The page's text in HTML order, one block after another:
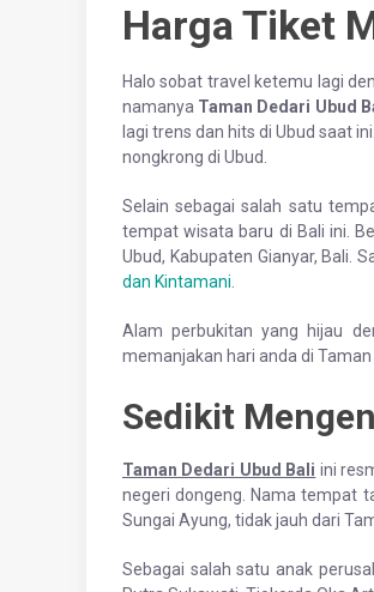
Harga Tiket
Halo sobat travel ketemu lagi
namanya Taman Dedari Ubud
lagi trens dan hits di Ubud saat
nongkrong di Ubud.
Selain sebagai salah satu
tempat wisata baru di Bali ini.
Ubud, Kabupaten Gianyar, Bali.
dan Kintamani
Alam perbukitan yang hijau
memanjakan hari anda di Taman
Sedikit
Taman Dedari Ubud Bali ini
negeri dongeng. Nama tempat
Sungai Ayung, tidak jauh dari
Sebagai salah satu anak